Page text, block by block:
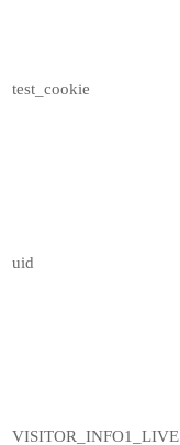
test_cookie
uid
VISITOR_INFO1_LIVE